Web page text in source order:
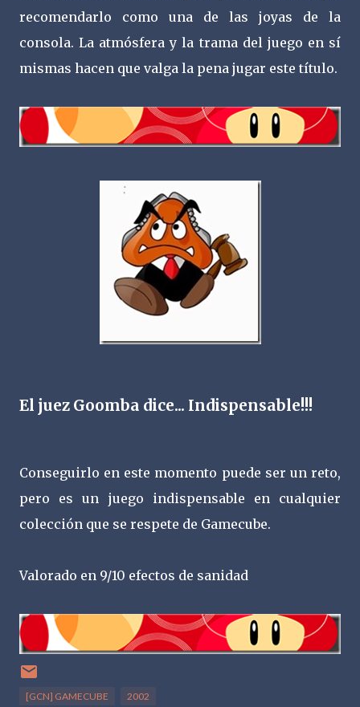
recomendarlo como una de las joyas de la
consola. La atmósfera y la trama del juego en sí
mismas hacen que valga la pena jugar este título.
El juez Goomba dice... Indispensable!!!
Conseguirlo en este momento puede ser un reto,
pero es un juego indispensable en cualquier
colección que se respete de Gamecube.
Valorado en 9/10 efectos de sanidad
[GCN] GAMECUBE 2002